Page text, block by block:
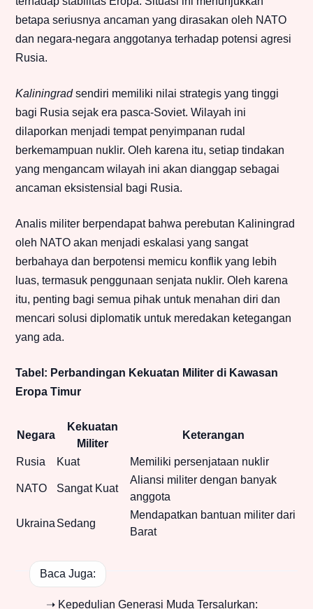
betapa seriusnya ancaman yang dirasakan oleh NATO
dan negara-negara anggotanya terhadap potensi agresi
Rusia.
Kaliningradsendiri memiliki nilai strategis yang tinggi
bagi Rusia sejak era pasca-Soviet. Wilayah ini
dilaporkan menjadi tempat penyimpanan rudal
berkemampuan nuklir. Oleh karena itu, setiap tindakan
yang mengancam wilayah ini akan dianggap sebagai
ancaman eksistensial bagi Rusia.
Analis militer berpendapat bahwa perebutan Kaliningrad
oleh NATO akan menjadi eskalasi yang sangat
berbahaya dan berpotensi memicu konflik yang lebih
luas, termasuk penggunaan senjata nuklir. Oleh karena
itu, penting bagi semua pihak untuk menahan diri dan
mencari solusi diplomatik untuk meredakan ketegangan
yang ada.
Tabel: Perbandingan Kekuatan Militer di Kawasan
Eropa Timur
Negara
Kekuatan
Militer
Keterangan
Rusia Kuat Memiliki persenjataan nuklir
NATO Sangat Kuat
Aliansi militer dengan banyak
anggota
Ukraina Sedang
Mendapatkan bantuan militer dari
Barat
Baca Juga:
➝ Kepedulian Generasi Muda Tersalurkan: